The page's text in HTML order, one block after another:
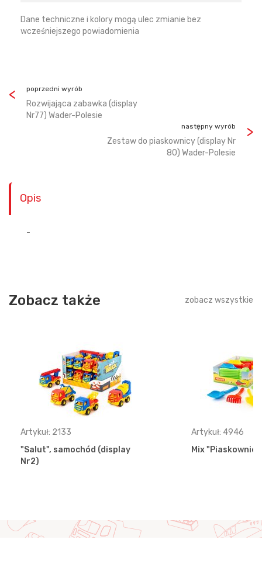
Dane techniczne i kolory mogą ulec zmianie bez
wcześniejszego powiadomienia
poprzedni wyrób
Rozwijająca zabawka (display
Nr77) Wader-Polesie
następny wyrób
Zestaw do piaskownicy (display Nr
80) Wader-Polesie
Opis
-
Zobacz także zobacz wszystkie
Artykuł: 2133
"Salut", samochód (display
Nr2)
Artykuł: 4946
Mix